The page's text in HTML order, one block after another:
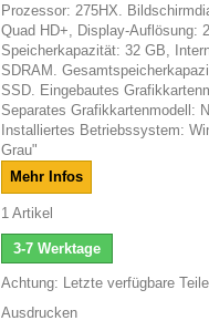
Prozessor: 275HX.
Quad HD+, Display-Auflösung:
Speicherkapazität: 32 GB,
SDRAM.
SSD. Eingebautes
Separates Grafikkartenmodell:
Installiertes Betriebssystem:
Grau"
Mehr Infos
1 Artikel
3-7 Werktage
Achtung: Letzte verfügbare
Ausdrucken